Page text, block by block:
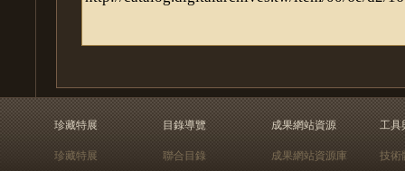
珍藏特展
珍藏特展
目錄導覽
聯合目錄
成果網站資源
成果網站資源庫
工具
技術